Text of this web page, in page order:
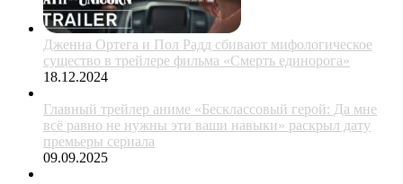
Дженна Ортега и Пол Радд сбивают мифологическое
существо в трейлере фильма «Смерть единорога»
18.12.2024
Главный трейлер аниме «Бесклассовый герой: Да мне
всё равно не нужны эти ваши навыки» раскрыл дату
премьеры сериала
09.09.2025